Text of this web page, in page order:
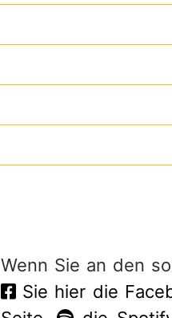
Wenn Sie an den
Sie hier die